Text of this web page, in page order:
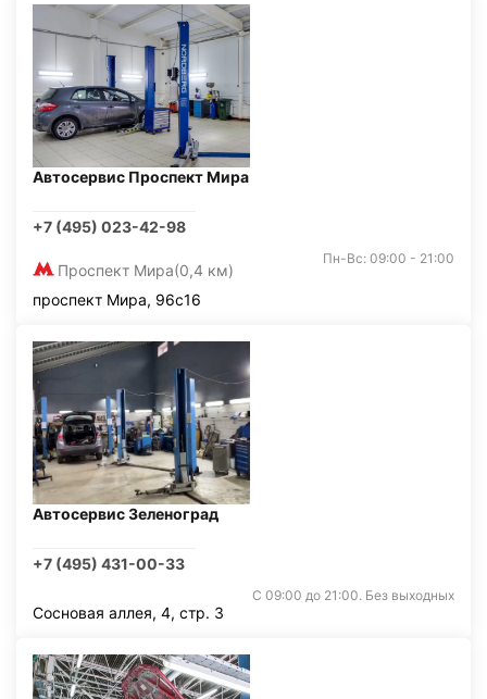
Автосервис Проспект Мира
+7 (495) 023-42-98
Проспект Мира(0,4 км)
Пн-Вс: 09:00 - 21:00
проспект Мира, 96с16
Автосервис Зеленоград
+7 (495) 431-00-33
С 09:00 до 21:00. Без выходных
Сосновая аллея, 4, стр. 3